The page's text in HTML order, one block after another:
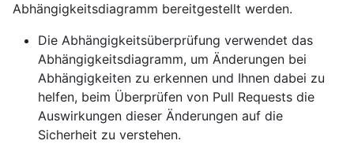
Abhängigkeitsdiagramm bereitgestellt werden.
Die Abhängigkeitsüberprüfung verwendet das
Abhängigkeitsdiagramm, um Änderungen bei
Abhängigkeiten zu erkennen und Ihnen dabei zu
helfen, beim Überprüfen von Pull Requests die
Auswirkungen dieser Änderungen auf die
Sicherheit zu verstehen.